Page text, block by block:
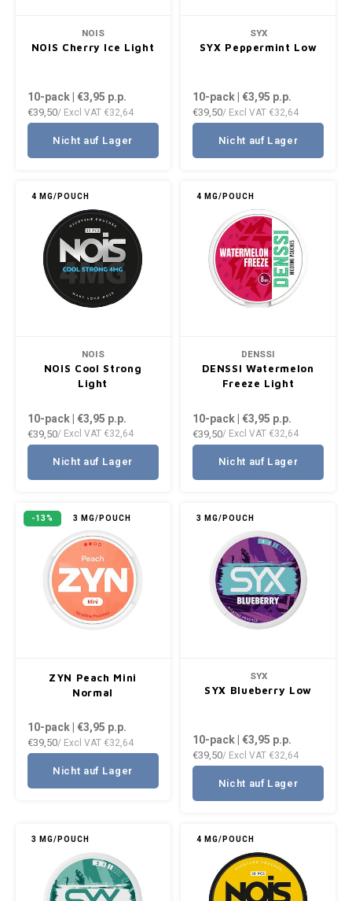
NOIS
NOIS Cherry Ice Light
10-pack | €3,95 p.p.
€39,50/ Excl VAT €32,64
Nicht auf Lager
SYX
SYX Peppermint Low
10-pack | €3,95 p.p.
€39,50/ Excl VAT €32,64
Nicht auf Lager
4 MG/POUCH
NOIS
NOIS Cool Strong
Light
10-pack | €3,95 p.p.
€39,50/ Excl VAT €32,64
Nicht auf Lager
4 MG/POUCH
DENSSI
DENSSI Watermelon
Freeze Light
10-pack | €3,95 p.p.
€39,50/ Excl VAT €32,64
Nicht auf Lager
-13% 3 MG/POUCH
ZYN Peach Mini
Normal
10-pack | €3,95 p.p.
€39,50/ Excl VAT €32,64
Nicht auf Lager
3 MG/POUCH
SYX
SYX Blueberry Low
10-pack | €3,95 p.p.
€39,50/ Excl VAT €32,64
Nicht auf Lager
3 MG/POUCH 4 MG/POUCH